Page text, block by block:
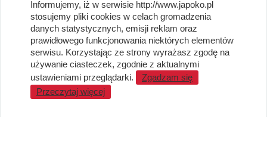
OBSŁUGA KLIENTA
Regulamin i Polityka Cookies
Dostawa, Reklamacje i Zwroty
Metody płatności
Standardy jakości i bezpieczeństwa
WARTO WIEDZIEĆ
Informujemy, iż w serwisie http://www.japoko.pl
stosujemy pliki cookies w celach gromadzenia
danych statystycznych, emisji reklam oraz
prawidłowego funkcjonowania niektórych elementów
serwisu. Korzystając ze strony wyrażasz zgodę na
używanie ciasteczek, zgodnie z aktualnymi
ustawieniami przeglądarki.
Zgadzam się
Przeczytaj więcej